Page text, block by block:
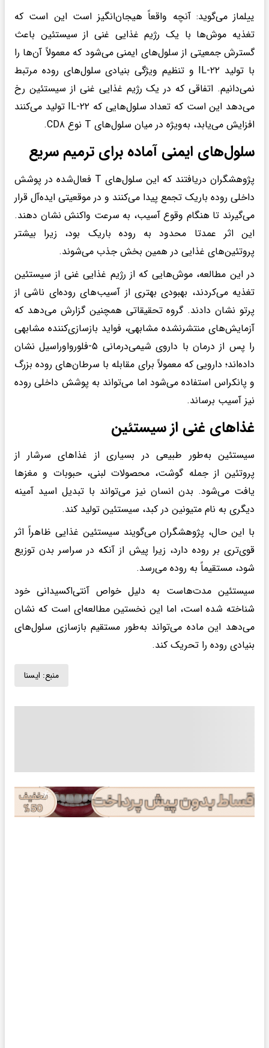
ییلماز می‌گوید: آنچه واقعاً هیجان‌انگیز است این است که
تغذیه موش‌ها با یک رژیم غذایی غنی از سیستئین باعث
گسترش جمعیتی از سلول‌های ایمنی می‌شود که معمولاً آن‌ها را
با تولید IL-۲۲ و تنظیم ویژگی بنیادی سلول‌های روده مرتبط
نمی‌دانیم. اتفاقی که در یک رژیم غذایی غنی از سیستئین رخ
می‌دهد این است که تعداد سلول‌هایی که IL-۲۲ تولید می‌کنند
افزایش می‌یابد، به‌ویژه در میان سلول‌های T نوع CD۸.
سلول‌های ایمنی آماده برای ترمیم سریع
پژوهشگران دریافتند که این سلول‌های T فعال‌شده در پوشش
داخلی روده باریک تجمع پیدا می‌کنند و در موقعیتی ایده‌آل قرار
می‌گیرند تا هنگام وقوع آسیب، به سرعت واکنش نشان دهند.
این اثر عمدتا محدود به روده باریک بود، زیرا بیشتر
پروتئین‌های غذایی در همین بخش جذب می‌شوند.
در این مطالعه، موش‌هایی که از رژیم غذایی غنی از سیستئین
تغذیه می‌کردند، بهبودی بهتری از آسیب‌های روده‌ای ناشی از
پرتو نشان دادند. گروه تحقیقاتی همچنین گزارش می‌دهد که
آزمایش‌های منتشرنشده مشابهی، فواید بازسازی‌کننده مشابهی
را پس از درمان با داروی شیمی‌درمانی ۵-فلورواوراسیل نشان
داده‌اند؛ دارویی که معمولاً برای مقابله با سرطان‌های روده بزرگ
و پانکراس استفاده می‌شود اما می‌تواند به پوشش داخلی روده
نیز آسیب برساند.
غذاهای غنی از سیستئین
سیستئین به‌طور طبیعی در بسیاری از غذاهای سرشار از
پروتئین از جمله گوشت، محصولات لبنی، حبوبات و مغزها
یافت می‌شود. بدن انسان نیز می‌تواند با تبدیل اسید آمینه
دیگری به نام متیونین در کبد، سیستئین تولید کند.
با این حال، پژوهشگران می‌گویند سیستئین غذایی ظاهراً اثر
قوی‌تری بر روده دارد، زیرا پیش از آنکه در سراسر بدن توزیع
شود، مستقیماً به روده می‌رسد.
سیستئین مدت‌هاست به دلیل خواص آنتی‌اکسیدانی خود
شناخته شده است، اما این نخستین مطالعه‌ای است که نشان
می‌دهد این ماده می‌تواند به‌طور مستقیم بازسازی سلول‌های
بنیادی روده را تحریک کند.
منبع: ايسنا